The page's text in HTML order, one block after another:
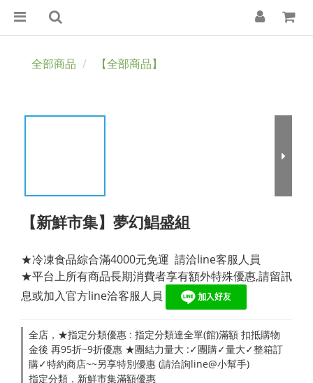
全部商品 【全部商品】
【新鮮市集】夢幻鯧盛組
★冷凍食品綜合滿4000元免運  請洽line客服人員
★平台上所有商品長期消費者享有額外特殊優惠,請留訊
息或加入官方line洽客服人員
全店，★指定分類優惠 : 指定分類達全單(館)滿額 扣抵購物
金後 再95折~9折優惠 ★團結力量大 :✓團購✓量大✓整箱訂
購✓特約商店~~另享特別優惠 (請洽詢line@小幫手)
指定分類，新鮮市集滿額優惠